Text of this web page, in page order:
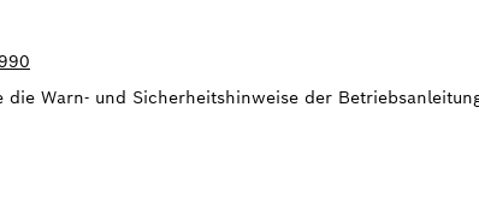
die Warn- und Sicherheitshinweise der